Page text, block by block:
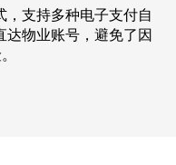
支持多种电子支付自
物业账号，避免了因